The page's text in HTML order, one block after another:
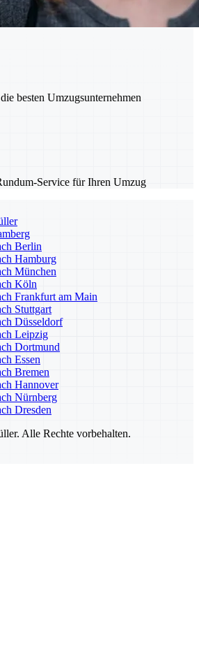
besten Umzugsunternehmen
Service für Ihren Umzug
Berlin
Hamburg
München
Köln
Frankfurt am Main
Stuttgart
Düsseldorf
Leipzig
Dortmund
Essen
Bremen
Hannover
Nürnberg
Dresden
Alle Rechte vorbehalten.